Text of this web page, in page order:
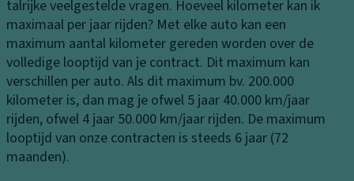
p
b
e
di
e
ni
n
g
k
e
er
h
ul
p
L
u
n
g
S
p
er
di
ff
er
e
talrijke veelgestelde vragen. Hoeveel kilometer kan ik
maximaal per jaar rijden? Met elke auto kan een
maximum aantal kilometer gereden worden over de
volledige looptijd van je contract. Dit maximum kan
verschillen per auto. Als dit maximum bv. 200.000
kilometer is, dan mag je ofwel 5 jaar 40.000 km/jaar
rijden, ofwel 4 jaar 50.000 km/jaar rijden. De maximum
looptijd van onze contracten is steeds 6 jaar (72
maanden).